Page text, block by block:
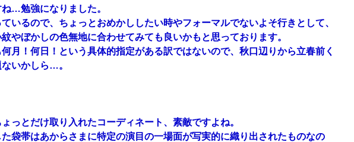
…勉強になりました。
いるので、ちょっとおめかししたい時やフォーマルでないよそ行きとして、
やぼかしの色無地に合わせてみても良いかもと思っております。
月！何日！という具体的指定がある訳ではないので、秋口辺りから立春前く
いかしら…。
っとだけ取り入れたコーディネート、素敵ですよね。
袋帯はあからさまに特定の演目の一場面が写実的に織り出されたものなの